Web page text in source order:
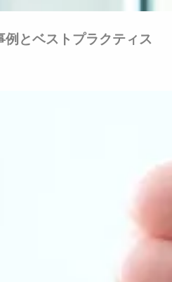
例とベストプラクティス